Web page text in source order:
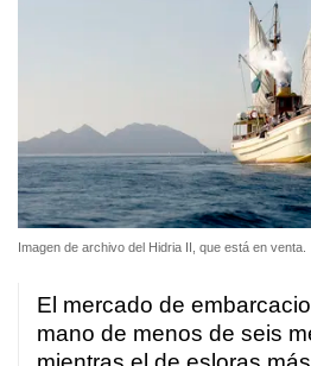
Imagen de archivo del Hidria II, que está en venta.
El mercado de
mano de menos de seis